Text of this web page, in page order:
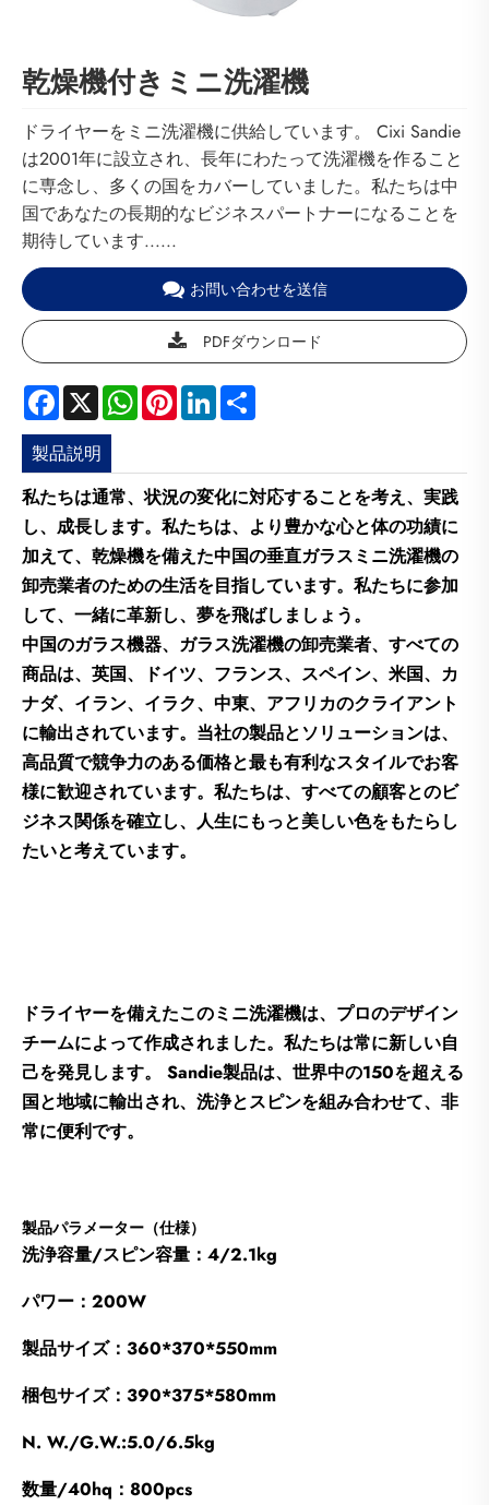
乾燥機付きミニ洗濯機
ドライヤーをミニ洗濯機に供給しています。 Cixi Sandie
は2001年に設立され、長年にわたって洗濯機を作ること
に専念し、多くの国をカバーしていました。私たちは中
国であなたの長期的なビジネスパートナーになることを
期待しています......
お問い合わせを送信
PDFダウンロード
Facebook
X WhatsApp
PinterestLinkedIn
製品説明
私たちは通常、状況の変化に対応することを考え、実践
し、成長します。私たちは、より豊かな心と体の功績に
加えて、乾燥機を備えた中国の垂直ガラスミニ洗濯機の
卸売業者のための生活を目指しています。私たちに参加
して、一緒に革新し、夢を飛ばしましょう。
中国のガラス機器、ガラス洗濯機の卸売業者、すべての
商品は、英国、ドイツ、フランス、スペイン、米国、カ
ナダ、イラン、イラク、中東、アフリカのクライアント
に輸出されています。当社の製品とソリューションは、
高品質で競争力のある価格と最も有利なスタイルでお客
様に歓迎されています。私たちは、すべての顧客とのビ
ジネス関係を確立し、人生にもっと美しい色をもたらし
たいと考えています。
ドライヤーを備えたこのミニ洗濯機は、プロのデザイン
チームによって作成されました。私たちは常に新しい自
己を発見します。 Sandie製品は、世界中の150を超える
国と地域に輸出され、洗浄とスピンを組み合わせて、非
常に便利です。
製品パラメーター（仕様）
洗浄容量/スピン容量：4/2.1kg
パワー：200W
製品サイズ：360*370*550mm
梱包サイズ：390*375*580mm
N. W./G.W.:5.0/6.5kg
数量/40hq：800pcs